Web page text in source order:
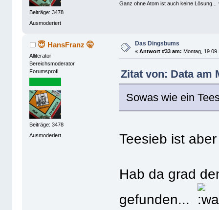
Beiträge: 3478
Ausmoderiert
Ganz ohne Atom ist auch keine
😇 HansFranz 🤫
Alliterator
Bereichsmoderator
Forumsprofi
Beiträge: 3478
Ausmoderiert
Das Dingsbums
«Antwort #33 am: Montag,
Zitat von: Data am
Sowas wie ein
Teesieb ist
Hab da grad
gefunden...